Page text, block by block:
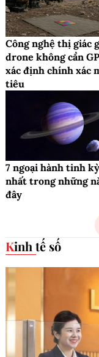
Công nghệ thị giác
drone không cần
xác định chính xác
tiêu
7 ngoại hành tinh
nhất trong những
đây
Kinh tế số